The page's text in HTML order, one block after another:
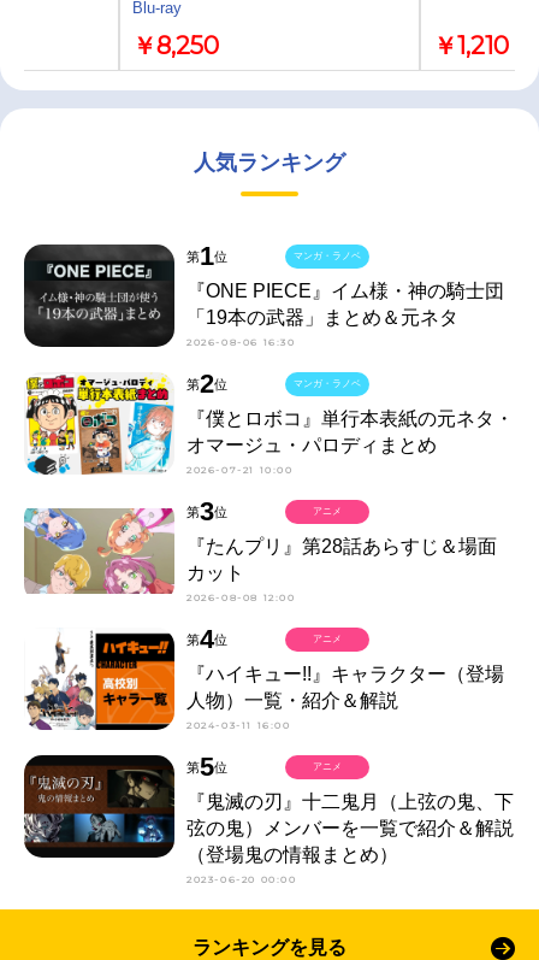
Blu-ray
￥8,250 ￥1,210
人気ランキング
第1位
『ONE PIECE』イム様・神の騎士団
「19本の武器」まとめ＆元ネタ
2026-08-06 16:30
マンガ・ラノベ
第2位
『僕とロボコ』単行本表紙の元ネタ・
オマージュ・パロディまとめ
2026-07-21 10:00
マンガ・ラノベ
第3位
『たんプリ』第28話あらすじ＆場面
カット
2026-08-08 12:00
アニメ
第4位
『ハイキュー!!』キャラクター（登場
人物）一覧・紹介＆解説
2024-03-11 16:00
アニメ
第5位
『鬼滅の刃』十二鬼月（上弦の鬼、下
弦の鬼）メンバーを一覧で紹介＆解説
（登場鬼の情報まとめ）
2023-06-20 00:00
アニメ
ランキングを見る